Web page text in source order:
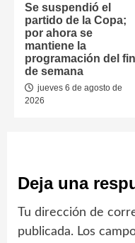
Se suspendió el
partido de la Copa;
por ahora se
mantiene la
programación del fin
de semana
jueves 6 de agosto de
2026
Deja una
Tu dirección de
publicada. Los